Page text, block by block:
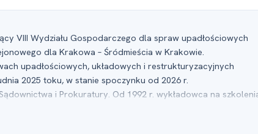
VIII Wydziału Gospodarczego dla spraw upadłościowych
dla Krakowa – Śródmieścia w Krakowie.
upadłościowych, układowych i restrukturyzacyjnych
2025 toku, w stanie spoczynku od 2026 r.
i Prokuratury. Od 1992 r. wykładowca na
Prawnych w Krakowie i Warszawie, Okręgową Radą